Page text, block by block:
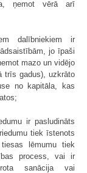
ņemot vērā arī
dalībniekiem ir
jo īpaši
mazo un vidējo
trīs gadus), uzkrāto
no kapitāla, kas
ir pasludināts
tiek īstenots
lēmumu tiek
process, vai ir
sanācija vai